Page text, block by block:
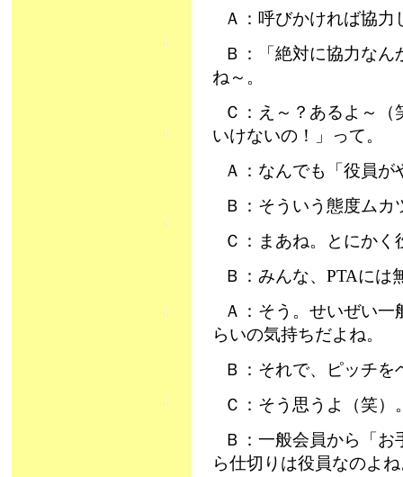
Ａ：呼びかければ協
Ｂ：「絶対に協力な
ね～。
Ｃ：え～？あるよ～
いけないの！」って。
Ａ：なんでも「役員
Ｂ：そういう態度ムカ
Ｃ：まあね。とにか
Ｂ：みんな、PTAには
Ａ：そう。せいぜい一
らいの気持ちだよね。
Ｂ：それで、ピッチ
Ｃ：そう思うよ（笑）
Ｂ：一般会員から「
ら仕切りは役員なのよ